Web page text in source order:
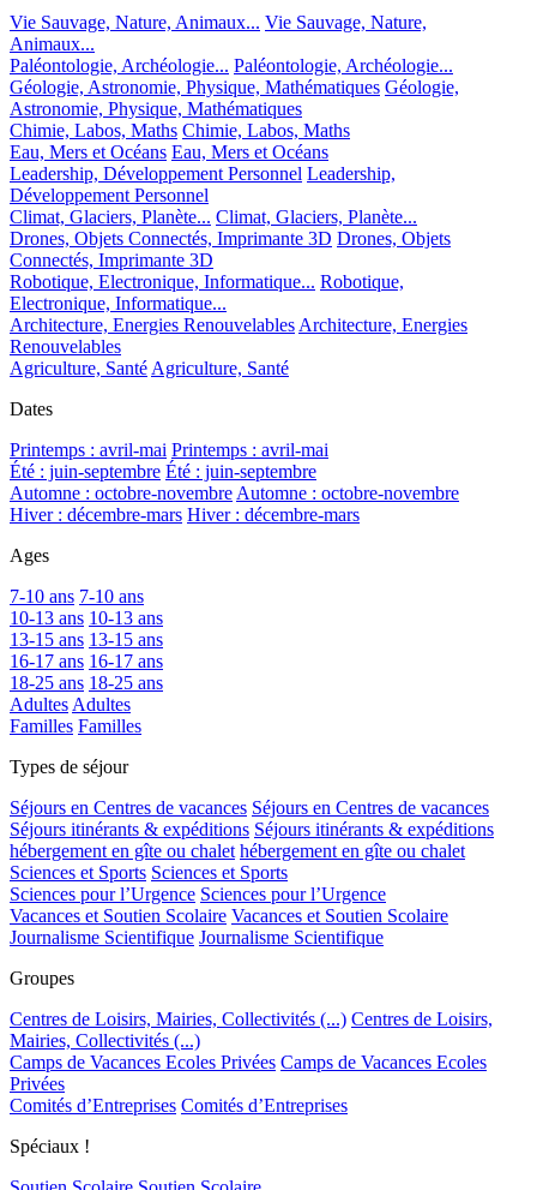
Vie Sauvage, Nature, Animaux... Vie Sauvage, Nature,
Animaux...
Paléontologie, Archéologie... Paléontologie, Archéologie...
Géologie, Astronomie, Physique, Mathématiques Géologie,
Astronomie, Physique, Mathématiques
Chimie, Labos, Maths Chimie, Labos, Maths
Eau, Mers et Océans Eau, Mers et Océans
Leadership, Développement Personnel Leadership,
Développement Personnel
Climat, Glaciers, Planète... Climat, Glaciers, Planète...
Drones, Objets Connectés, Imprimante 3D Drones, Objets
Connectés, Imprimante 3D
Robotique, Electronique, Informatique... Robotique,
Electronique, Informatique...
Architecture, Energies Renouvelables Architecture, Energies
Renouvelables
Agriculture, Santé Agriculture, Santé
Dates
Printemps : avril-mai Printemps : avril-mai
Été : juin-septembre Été : juin-septembre
Automne : octobre-novembre Automne : octobre-novembre
Hiver : décembre-mars Hiver : décembre-mars
Ages
7-10 ans 7-10 ans
10-13 ans 10-13 ans
13-15 ans 13-15 ans
16-17 ans 16-17 ans
18-25 ans 18-25 ans
Adultes Adultes
Familles Familles
Types de séjour
Séjours en Centres de vacances Séjours en Centres de vacances
Séjours itinérants & expéditions Séjours itinérants & expéditions
hébergement en gîte ou chalet hébergement en gîte ou chalet
Sciences et Sports Sciences et Sports
Sciences pour l’Urgence Sciences pour l’Urgence
Vacances et Soutien Scolaire Vacances et Soutien Scolaire
Journalisme Scientifique Journalisme Scientifique
Groupes
Centres de Loisirs, Mairies, Collectivités (...) Centres de Loisirs,
Mairies, Collectivités (...)
Camps de Vacances Ecoles Privées Camps de Vacances Ecoles
Privées
Comités d’Entreprises Comités d’Entreprises
Spéciaux !